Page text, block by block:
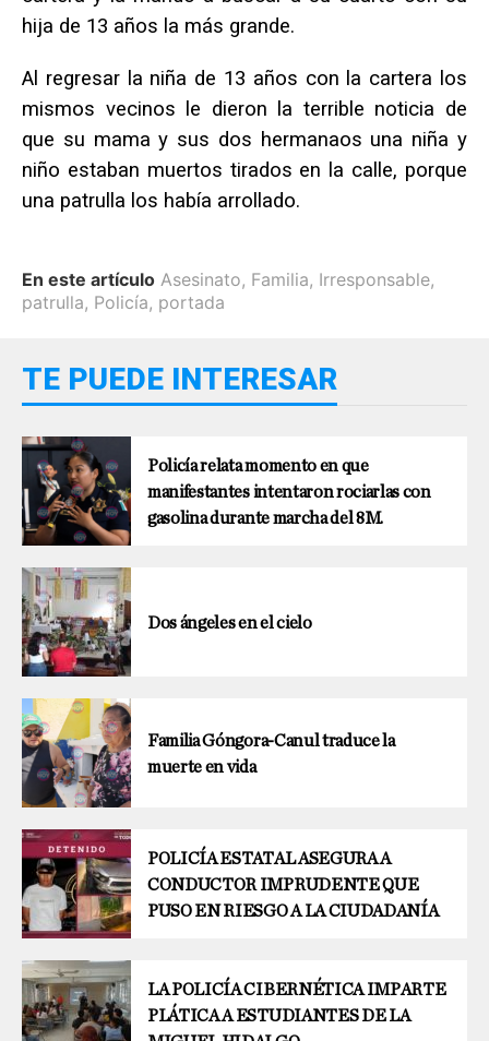
hija de 13 años la más grande.
Al regresar la niña de 13 años con la cartera los
mismos vecinos le dieron la terrible noticia de
que su mama y sus dos hermanaos una niña y
niño estaban muertos tirados en la calle, porque
una patrulla los había arrollado.
En este artículo Asesinato, Familia, Irresponsable,
patrulla, Policía, portada
TE PUEDE INTERESAR
Policía relata momento en que
manifestantes intentaron rociarlas con
gasolina durante marcha del 8M.
Dos ángeles en el cielo
Familia Góngora-Canul traduce la
muerte en vida
POLICÍA ESTATAL ASEGURA A
CONDUCTOR IMPRUDENTE QUE
PUSO EN RIESGO A LA CIUDADANÍA
LA POLICÍA CIBERNÉTICA IMPARTE
PLÁTICA A ESTUDIANTES DE LA